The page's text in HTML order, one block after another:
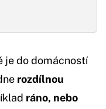
je do domácností
rozdílnou
ráno, nebo